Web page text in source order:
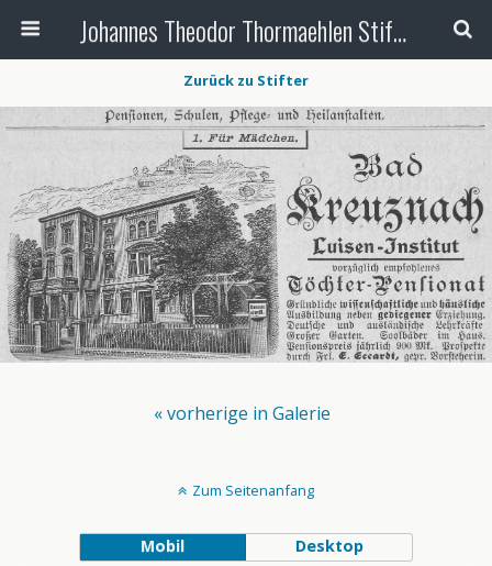
Johannes Theodor Thormaehlen Stiftung
Zurück zu Stifter
« vorherige in Galerie
Zum Seitenanfang
Mobil Desktop